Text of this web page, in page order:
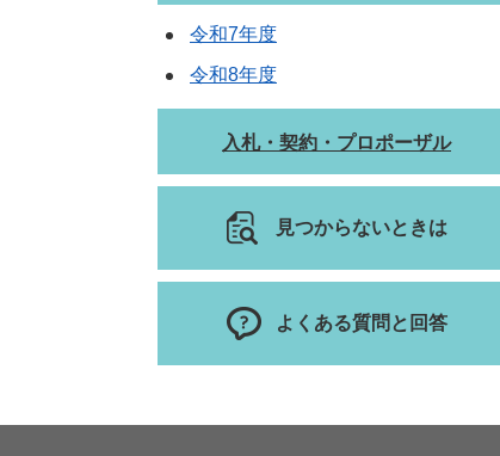
令和7年度
令和8年度
入札・契約・プロポーザル
見つからないときは
よくある質問と回答